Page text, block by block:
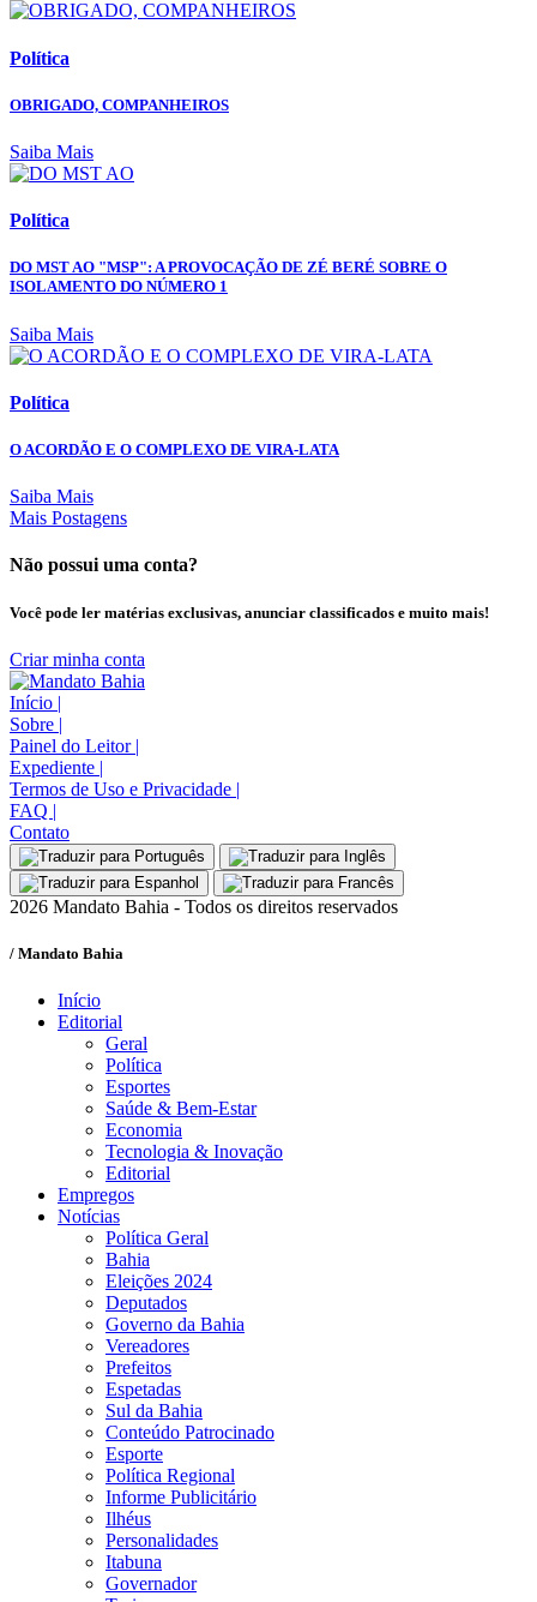
Política
OBRIGADO, COMPANHEIROS
Saiba Mais
Política
DO MST AO "MSP": A PROVOCAÇÃO DE ZÉ BERÉ SOBRE O
ISOLAMENTO DO NÚMERO 1
Saiba Mais
Política
O ACORDÃO E O COMPLEXO DE VIRA-LATA
Saiba Mais
Mais Postagens
Não possui uma conta?
Você pode ler matérias exclusivas, anunciar classificados e muito mais!
Criar minha conta
Início |
Sobre |
Painel do Leitor |
Expediente |
Termos de Uso e Privacidade |
FAQ |
Contato
2026 Mandato Bahia - Todos os direitos reservados
/ Mandato Bahia
Início
Editorial
Geral
Política
Esportes
Saúde & Bem-Estar
Economia
Tecnologia & Inovação
Editorial
Empregos
Notícias
Política Geral
Bahia
Eleições 2024
Deputados
Governo da Bahia
Vereadores
Prefeitos
Espetadas
Sul da Bahia
Conteúdo Patrocinado
Esporte
Política Regional
Informe Publicitário
Ilhéus
Personalidades
Itabuna
Governador